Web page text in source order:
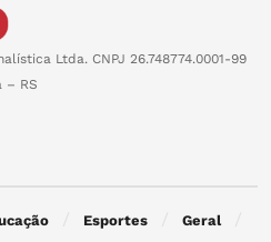
Ltda. CNPJ 26.748774.0001-99
– RS
Esportes Geral